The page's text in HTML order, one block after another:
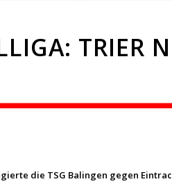
TRIER
die TSG Balingen gegen